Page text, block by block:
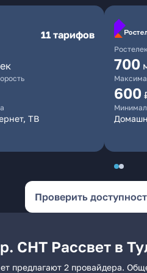
11 тарифов
ТВ
700
600
Проверить
СНТ Рассвет в
предлагают 2 провайдера.